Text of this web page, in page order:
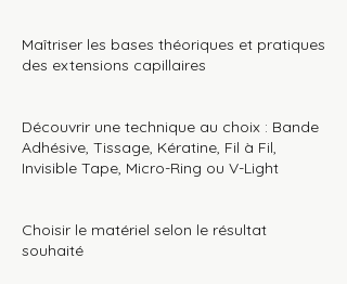
Maîtriser les bases théoriques et pratiques
des extensions capillaires
Découvrir une technique au choix : Bande
Adhésive, Tissage, Kératine, Fil à Fil,
Invisible Tape, Micro-Ring ou V-Light
Choisir le matériel selon le résultat
souhaité